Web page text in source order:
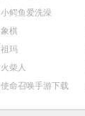
小鳄鱼爱洗澡
象棋
祖玛
火柴人
使命召唤手游下载